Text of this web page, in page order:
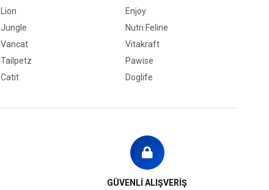
Lion
Enjoy
Jungle
Nutri Feline
Vancat
Vitakraft
Tailpetz
Pawise
Catit Doglife
GÜVENLİ ALIŞVERİŞ